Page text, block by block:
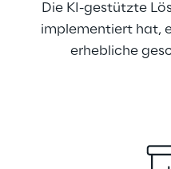
Die KI-gestützte
implementiert hat,
erhebliche